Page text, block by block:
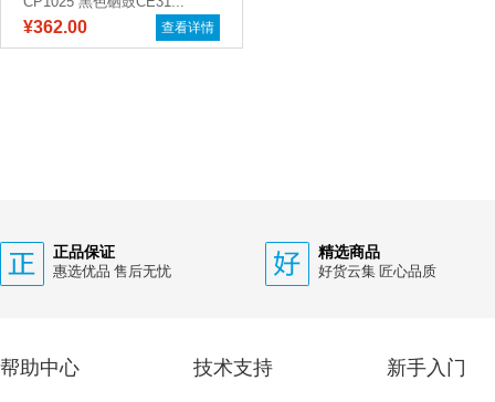
¥362.00 查看详情
正品保证
惠选优品 售后无忧
精选商品
好货云集 匠心品质
帮助中心 技术支持 新手入门